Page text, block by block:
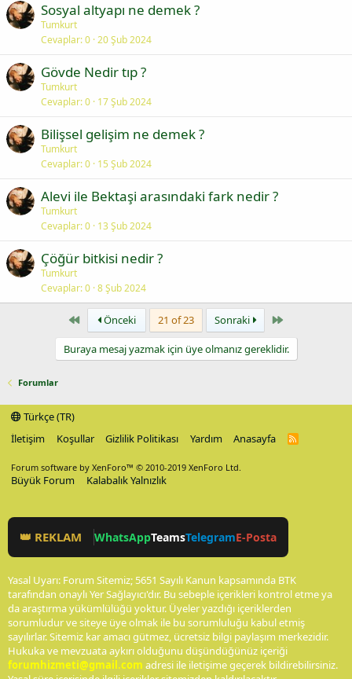
Sosyal altyapı ne demek ?
Tumkurt
Cevaplar 0 20 Şub 2024
Gövde Nedir tıp ?
Tumkurt
Cevaplar 0 17 Şub 2024
Bilişsel gelişim ne demek ?
Tumkurt
Cevaplar 0 15 Şub 2024
Alevi ile Bektaşi arasındaki fark nedir ?
Tumkurt
Cevaplar 0 13 Şub 2024
Çöğür bitkisi nedir ?
Tumkurt
Cevaplar 0 8 Şub 2024
First Önceki 21 of 23 Sonraki Last
Buraya mesaj yazmak için üye olmanız gereklidir.
Forumlar
Türkçe (TR)
İletişim
Koşullar Gizlilik Politikası Yardım Anasayfa
R
Forum software by XenForo™ © 2010-2019 XenForo Ltd.
Büyük Forum Kalabalık Yalnızlık
👑 REKLAM WhatsAppTeamsTelegramE-Posta
Yasal Uyarı: Forum Sitemiz; 5651 Sayılı Kanun kapsamında BTK
tarafından onaylı Yer Sağlayıcı'dır. Bu sebeple içerikleri kontrol etme ya
da araştırma yükümlülüğü yoktur. Üyeler yazdığı içeriklerden
sorumludur ve siteye üye olmak ile bu sorumluluğu kabul etmiş
sayılırlar. Sitemiz kar amacı gütmez, ücretsiz bilgi paylaşım merkezidir.
Hukuka ve mevzuata aykırı olduğunu düşündüğünüz içeriği
forumhizmeti@gmail.com adresi ile iletişime geçerek bildirebilirsiniz.